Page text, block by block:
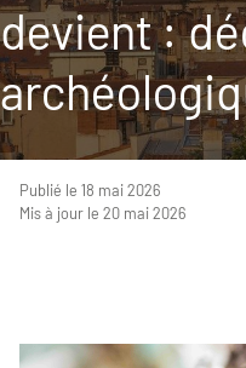
devient :
Publié le 18 mai 2026
Mis à jour le 20 mai 2026